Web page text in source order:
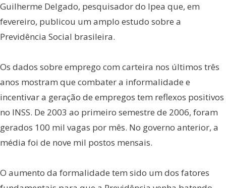
Guilherme Delgado, pesquisador do Ipea que, em
fevereiro, publicou um amplo estudo sobre a
Previdência Social brasileira.
Os dados sobre emprego com carteira nos últimos três
anos mostram que combater a informalidade e
incentivar a geração de empregos tem reflexos positivos
no INSS. De 2003 ao primeiro semestre de 2006, foram
gerados 100 mil vagas por mês. No governo anterior, a
média foi de nove mil postos mensais.
O aumento da formalidade tem sido um dos fatores